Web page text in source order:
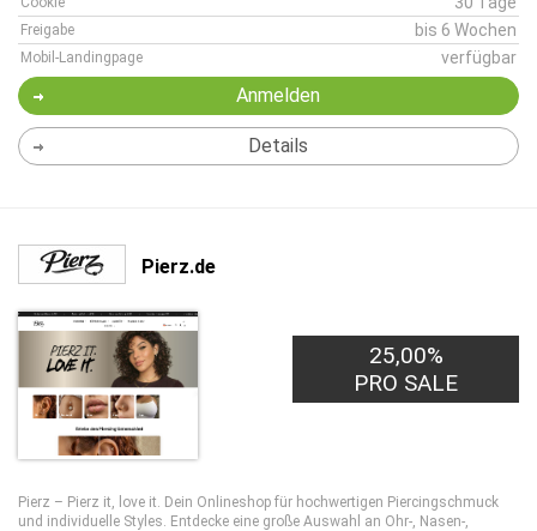
Freigabe bis 6 Wochen
Mobil-Landingpage verfügbar
Anmelden
Details
Pierz.de
25,00%
PRO SALE
Pierz – Pierz it, love it. Dein Onlineshop für hochwertigen Piercingschmuck
und individuelle Styles. Entdecke eine große Auswahl an Ohr-, Nasen-,